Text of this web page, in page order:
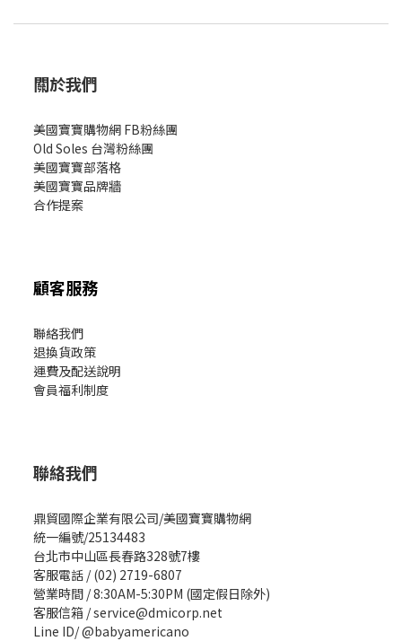
關於我們
美國寶寶購物網 FB粉絲團
Old Soles 台灣粉絲團
美國寶寶部落格
美國寶寶品牌牆
合作提案
顧客服務
聯絡我們
退換貨政策
運費及配送說明
會員福利制度
聯絡我們
鼎貿國際企業有限公司/美國寶寶購物網
統一編號/25134483
台北市中山區長春路328號7樓
客服電話 / (02) 2719-6807
營業時間 / 8:30AM-5:30PM (國定假日除外)
客服信箱 / service@dmicorp.net
Line ID/ @babyamericano